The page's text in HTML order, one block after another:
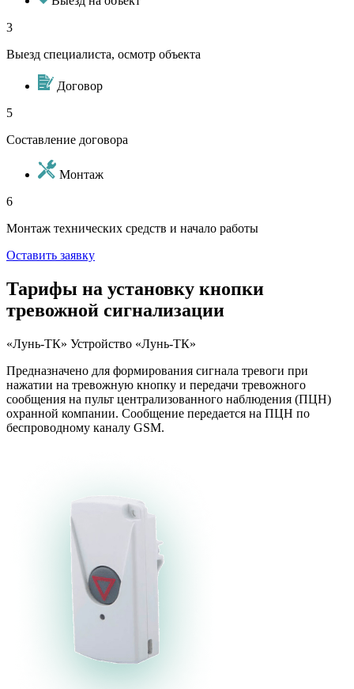
3
Выезд специалиста, осмотр объекта
Договор
5
Составление договора
Монтаж
6
Монтаж технических средств и начало работы
Оставить заявку
Тарифы на установку кнопки
тревожной сигнализации
«Лунь-ТК» Устройство «Лунь-ТК»
Предназначено для формирования сигнала тревоги при
нажатии на тревожную кнопку и передачи тревожного
сообщения на пульт централизованного наблюдения (ПЦН)
охранной компании. Сообщение передается на ПЦН по
беспроводному каналу GSM.